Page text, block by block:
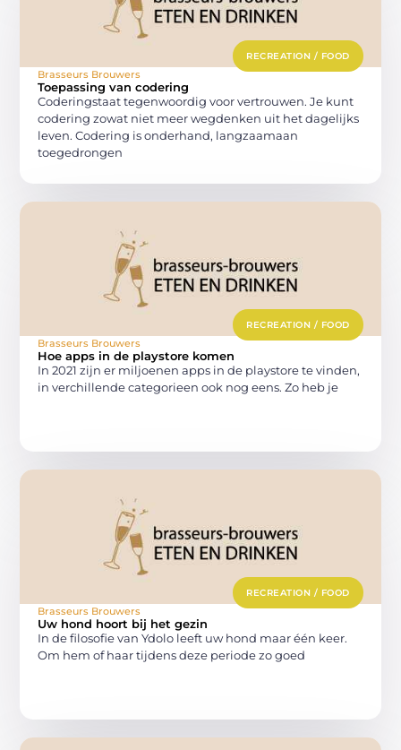
RECREATION / FOOD
Brasseurs Brouwers
Toepassing van codering
Coderingstaat tegenwoordig voor vertrouwen. Je kunt
codering zowat niet meer wegdenken uit het dagelijks
leven. Codering is onderhand, langzaamaan
toegedrongen
RECREATION / FOOD
Brasseurs Brouwers
Hoe apps in de playstore komen
In 2021 zijn er miljoenen apps in de playstore te vinden,
in verchillende categorieen ook nog eens. Zo heb je
RECREATION / FOOD
Brasseurs Brouwers
Uw hond hoort bij het gezin
In de filosofie van Ydolo leeft uw hond maar één keer.
Om hem of haar tijdens deze periode zo goed